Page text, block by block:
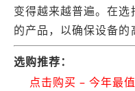
变得越来越普遍。在
的产品，以确保设备的
选购推荐：
点击购买 – 今年最